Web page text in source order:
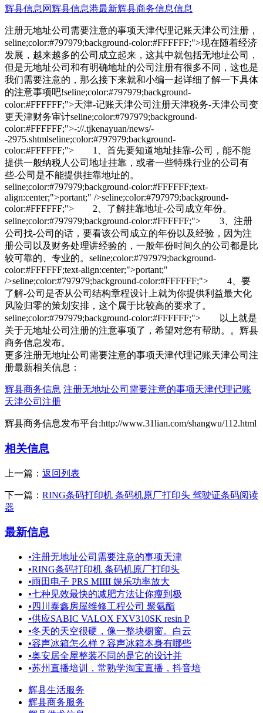
辉县信息网辉县信息港最新辉县商务信息信息
注册无地址公司需要注意的事项天津代理记账天津公司注册，
seline;color:#797979;background-color:#FFFFFF;">现在随着经济
发展，越来越多的公司成立起来，这其中就包括无地址公司，
但是无地址公司和有明确地址的公司注册有很多不同，这也是
我们需要注意的，那么接下来就和小编一起详细了解一下具体
的注意事项吧!seline;color:#797979;background-
color:#FFFFFF;">天津-记账天津公司注册天津税务-天津公司变
更天津财务审计seline;color:#797979;background-
color:#FFFFFF;">-://.tjkenayuan/news/-
-2975.shtmlseline;color:#797979;background-
color:#FFFFFF;"> 1、首先要知道地址挂靠-公司，能不能
提供一般纳税人公司地址挂靠，或者一些特殊行业的公司有
些-公司是不能提供挂靠地址的。
seline;color:#797979;background-color:#FFFFFF;text-
align:center;">portant;" />seline;color:#797979;background-
color:#FFFFFF;"> 2、了解挂靠地址-公司成立年份。
seline;color:#797979;background-color:#FFFFFF;"> 3、注册
公司找-公司的话，要看该公司成立的年份以及经验，因为注
册公司以及财务处理讲经验的，一般年份时间久的公司都是比
较可靠的、专业的。seline;color:#797979;background-
color:#FFFFFF;text-align:center;">portant;"
/>seline;color:#797979;background-color:#FFFFFF;"> 4、要
了解-公司是否从公司结构章程设计上就为你提供利益最大化
风险归零的策划安排，这个属于比较高的要求了。
seline;color:#797979;background-color:#FFFFFF;"> 以上就是
关于无地址公司注册的注意事项了，希望对您有帮助。。辉县
商务信息发布。
更多注册无地址公司需要注意的事项天津代理记账天津公司注
册最新相关信息：
辉县商务信息 注册无地址公司需要注意的事项天津代理记账
天津公司注册
辉县商务信息发布平台:http://www.31lian.com/shangwu/112.html
相关信息
上一篇： 返回列表
下一篇： RING条码打印机 条码机原厂打印头 驾驶证条码阅读
器
最新信息
•注册无地址公司需要注意的事项天津
•RING条码打印机 条码机原厂打印头
•雨田电子 PRS MIIII 娱乐功率放大
•七种见效最快的减肥方法让你瘦到极
• 四川泰鑫房屋维修工程公司 聚氨酯
•供应SABIC VALOX FXV310SK resin P
•冬天的天空很硬，像一整块橱窗。白云
•容声冰箱怎么样？容声冰箱本身有哪些
•奥安居全屋整装不同的是它的设计并
•苏州直播培训，常熟学淘宝直播，抖音培
辉县生活服务
辉县商务服务